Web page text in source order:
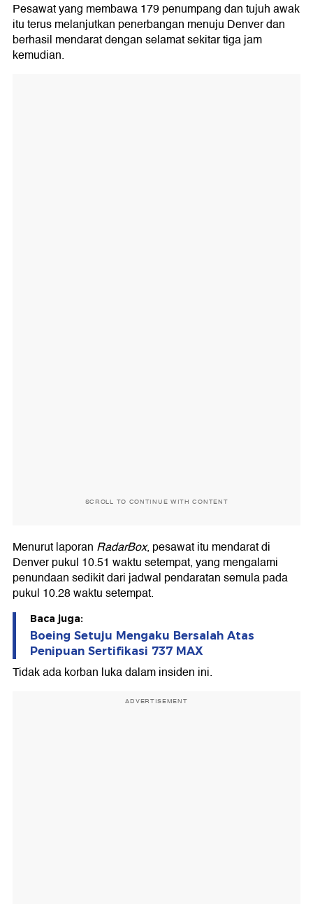
Pesawat yang membawa 179 penumpang dan tujuh awak
itu terus melanjutkan penerbangan menuju Denver dan
berhasil mendarat dengan selamat sekitar tiga jam
kemudian.
SCROLL TO CONTINUE WITH CONTENT
Menurut laporan RadarBox, pesawat itu mendarat di
Denver pukul 10.51 waktu setempat, yang mengalami
penundaan sedikit dari jadwal pendaratan semula pada
pukul 10.28 waktu setempat.
Baca juga:
Boeing Setuju Mengaku Bersalah Atas
Penipuan Sertifikasi 737 MAX
Tidak ada korban luka dalam insiden ini.
ADVERTISEMENT